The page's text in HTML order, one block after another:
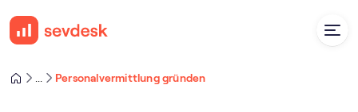
Personalvermittlung gründen